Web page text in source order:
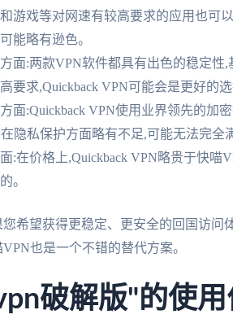
游戏等对网速有较高要求的应用也可
能略有逊色。
面:两款VPN软件都具有出色的稳定
要求,Quickback VPN可能会是更好的选
面:Quickback VPN使用业界领先的加
隐私保护方面略有不足,可能无法完全
:在价格上,Quickback VPN略贵于快
。
希望获得更稳定、更安全的回国访问
也是一个不错的替代方案。
破解版"的使用